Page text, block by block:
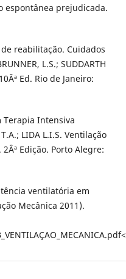
espontânea prejudicada.
de reabilitação. Cuidados
L.S.; SUDDARTH
Ed. Rio de Janeiro:
Terapia Intensiva
LIDA L.I.S. Ventilação
Edição. Porto Alegre:
ventilatória em
Mecânica 2011).